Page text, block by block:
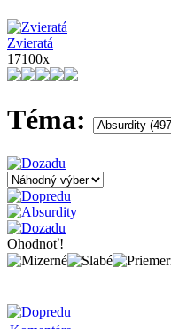
Zvieratá
17100x
Téma:
Ohodnoť!